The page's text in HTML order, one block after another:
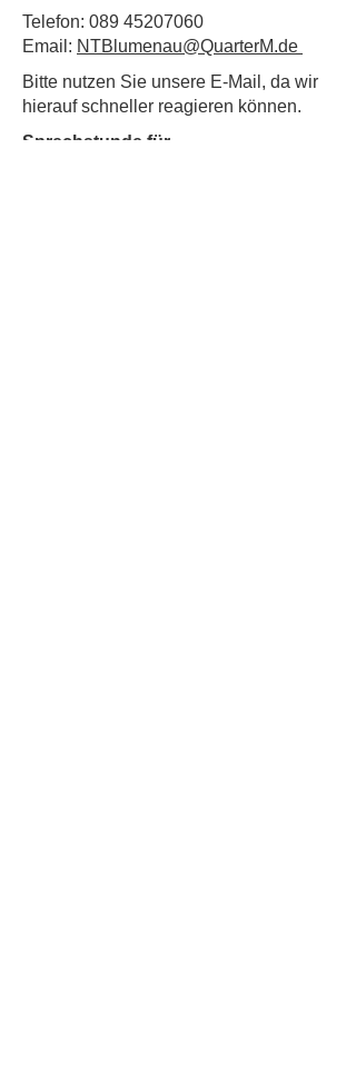
Telefon: 089 45207060
Email: NTBlumenau@QuarterM.de
Bitte nutzen Sie unsere E-Mail, da wir
hierauf schneller reagieren können.
Sprechstunde für